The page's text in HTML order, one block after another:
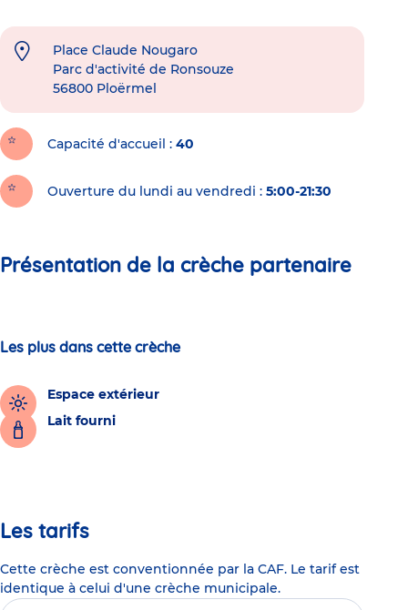
Place Claude Nougaro
Parc d'activité de Ronsouze
56800 Ploërmel
Capacité d'accueil 40
Ouverture du lundi au vendredi : 5:00-21:30
Présentation de la crèche partenaire
Les plus dans cette crèche
Espace extérieur
Lait fourni
Les tarifs
Cette crèche est conventionnée par la CAF. Le tarif est
identique à celui d'une crèche municipale.